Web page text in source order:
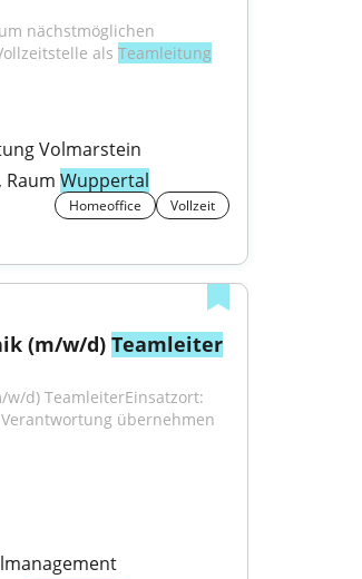
nächstmöglichen
als Teamleitung
Volmarstein
Raum Wuppertal
Homeoffice Vollzeit
(m/w/d) Teamleiter
w/d) TeamleiterEinsatzort:
übernehmen